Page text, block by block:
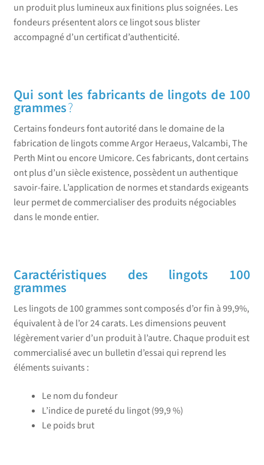
un produit plus lumineux aux finitions plus soignées. Les
fondeurs présentent alors ce lingot sous blister
accompagné d’un certificat d’authenticité.
Qui sont les fabricants de lingots de 100
grammes?
Certains fondeurs font autorité dans le domaine de la
fabrication de lingots comme Argor Heraeus, Valcambi, The
Perth Mint ou encore Umicore. Ces fabricants, dont certains
ont plus d’un siècle existence, possèdent un authentique
savoir-faire. L’application de normes et standards exigeants
leur permet de commercialiser des produits négociables
dans le monde entier.
Caractéristiques des lingots 100
grammes
Les lingots de 100 grammes sont composés d’or fin à 99,9%,
équivalent à de l’or 24 carats. Les dimensions peuvent
légèrement varier d’un produit à l’autre. Chaque produit est
commercialisé avec un bulletin d’essai qui reprend les
éléments suivants :
Le nom du fondeur
L’indice de pureté du lingot (99,9 %)
Le poids brut